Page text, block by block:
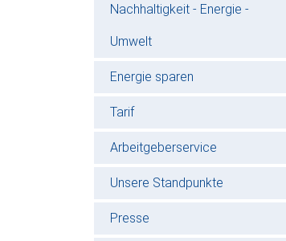
Nachhaltigkeit - Energie -
Umwelt
Energie sparen
Tarif
Arbeitgeberservice
Unsere Standpunkte
Presse